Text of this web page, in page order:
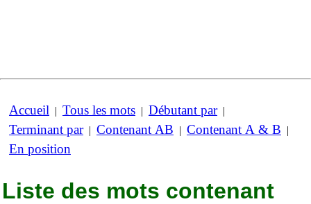
Accueil | Tous les mots | Débutant par|
Terminant par| Contenant AB | Contenant A & B |
En position
Liste des mots contenant